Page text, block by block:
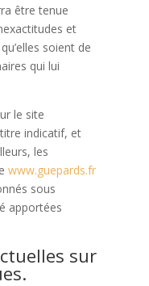
être tenue
et
soient de
qui lui
le site
indicatif, et
les
www.guepards.fr
sous
apportées
sur